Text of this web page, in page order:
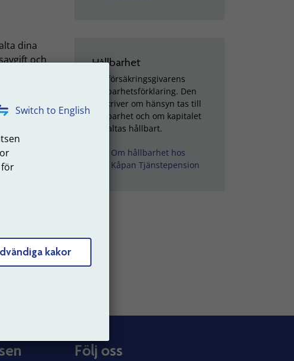
Switch to English
för
kakor
dina
och
2025).
Hållbarhet
Läs försäkringsgivarens
hållbarhetsförklaring. Den
beskriver om hänsyn tas till
hållbarhet och om kapitalet
förvaltas hållbart.
Om hållbarhet hos
Kåpan Tjänstepension
Följ oss